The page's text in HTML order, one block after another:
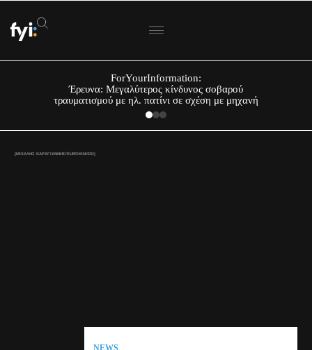
ForYourInformation:
Έρευνα: Μεγαλύτερος κίνδυνος σοβαρού
τραυματισμού με ηλ. πατίνι σε σχέση με μηχανή
(ΜΙΧΑΛΗΣ ΚΑΡΑΓΙΑΝΝΗΣ/EUROKINISSI)
NEWS